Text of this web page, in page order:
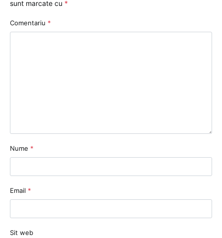
sunt marcate cu *
Comentariu *
Nume *
Email *
Sit web